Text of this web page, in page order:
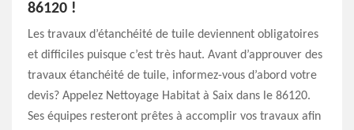
86120 !
Les travaux d’étanchéité de tuile deviennent obligatoires
et difficiles puisque c’est très haut. Avant d’approuver des
travaux étanchéité de tuile, informez-vous d’abord votre
devis? Appelez Nettoyage Habitat à Saix dans le 86120.
Ses équipes resteront prêtes à accomplir vos travaux afin